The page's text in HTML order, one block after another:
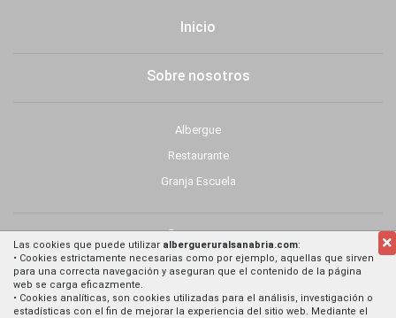
Las cookies que puede utilizar albergueruralsanabria.com:
• Cookies estrictamente necesarias como por ejemplo, aquellas que sirven
para una correcta navegación y aseguran que el contenido de la página
web se carga eficazmente.
• Cookies analíticas, son cookies utilizadas para el análisis, investigación o
estadísticas con el fin de mejorar la experiencia del sitio web. Mediante el
Inicio
Sobre nosotros
Albergue
Restaurante
Granja Escuela
Contacto
DATOS DE CONTACTO